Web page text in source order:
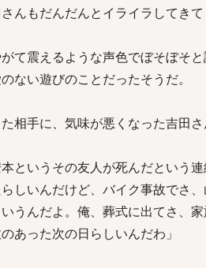
んもだんだんとイライラしてき
て震えるような声色でぼそぼそと
ない遊びのことだったそうだ。
相手に、気味が悪くなった吉田
というその友人が死んだという連
しいんだけど、バイク事故でさ
うんだよ。俺、葬式に出てさ、
あった次の日らしいんだわ」